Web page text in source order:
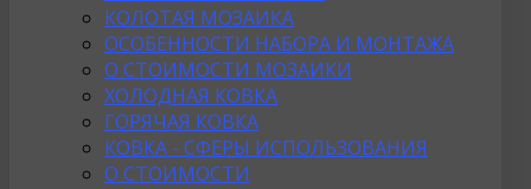
КОЛОТАЯ МОЗАИКА
ОСОБЕННОСТИ НАБОРА И МОНТАЖА
О СТОИМОСТИ МОЗАИКИ
ХОЛОДНАЯ КОВКА
ГОРЯЧАЯ КОВКА
КОВКА - СФЕРЫ ИСПОЛЬЗОВАНИЯ
О СТОИМОСТИ